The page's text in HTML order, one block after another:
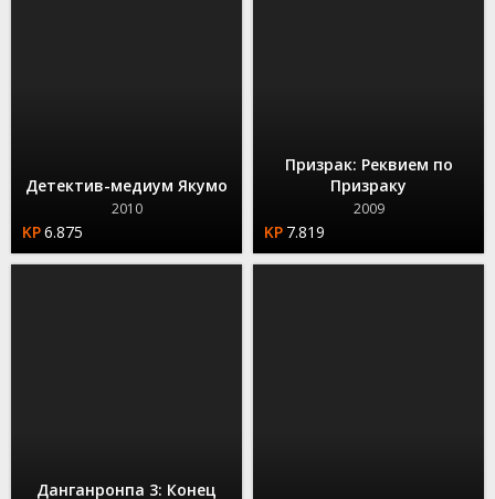
Детектив-медиум Якумо
2010
6.875
Призрак: Реквием по
Призраку
2009
7.819
Данганронпа 3: Конец